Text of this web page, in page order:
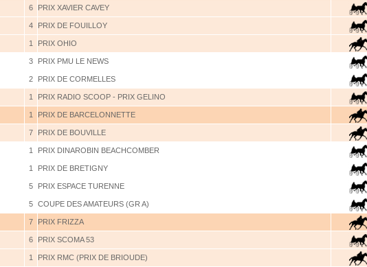
6 PRIX XAVIER CAVEY
4 PRIX DE FOUILLOY
1 PRIX OHIO
3 PRIX PMU LE NEWS
2 PRIX DE CORMELLES
1 PRIX RADIO SCOOP - PRIX GELINO
1 PRIX DE BARCELONNETTE
7 PRIX DE BOUVILLE
1 PRIX DINAROBIN BEACHCOMBER
1 PRIX DE BRETIGNY
5 PRIX ESPACE TURENNE
5 COUPE DES AMATEURS (GR A)
7 PRIX FRIZZA
6 PRIX SCOMA 53
1 PRIX RMC (PRIX DE BRIOUDE)